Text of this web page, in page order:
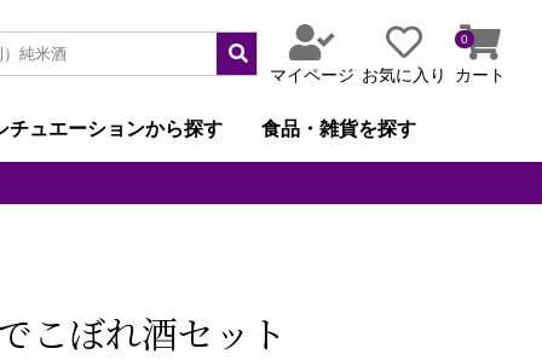
マイページ お気に入り
0
カート
チュエーションから探す 食品・雑貨を探す
こぼれ酒セット